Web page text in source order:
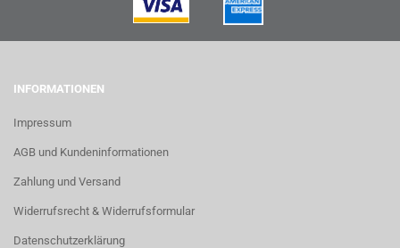
INFORMATIONEN
Impressum
AGB und Kundeninformationen
Zahlung und Versand
Widerrufsrecht & Widerrufsformular
Datenschutzerklärung